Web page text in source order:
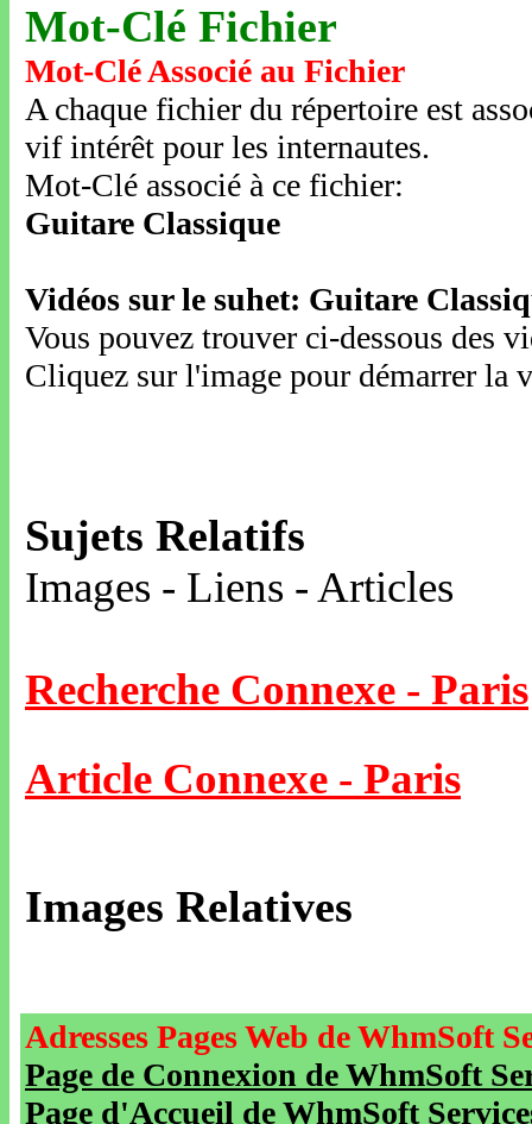
Mot-Clé Fichier
Mot-Clé Associé au Fichier
A chaque fichier du répertoire est
vif intérêt pour les internautes.
Mot-Clé associé à ce fichier:
Guitare Classique
Vidéos sur le suhet: Guitare
Vous pouvez trouver ci-dessous des
Cliquez sur l'image pour démarrer la
Sujets Relatifs
Images - Liens - Articles
Recherche Connexe - Paris
Article Connexe - Paris
Images Relatives
Adresses Pages Web de WhmSoft
Page de Connexion de WhmSoft
Page d'Accueil de WhmSoft